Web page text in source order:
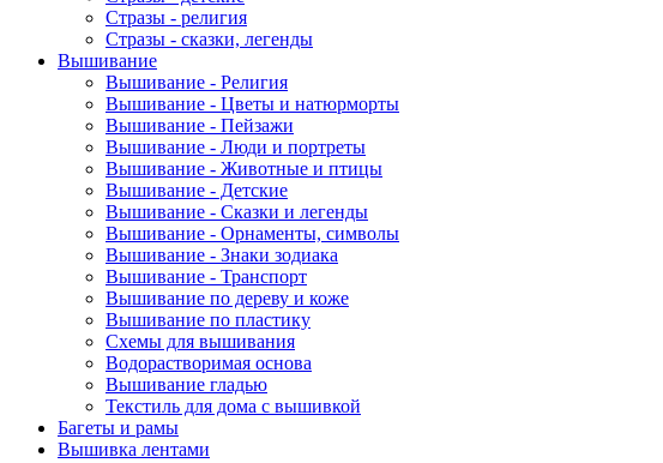
Стразы - религия
Стразы - сказки, легенды
Вышивание
Вышивание - Религия
Вышивание - Цветы и натюрморты
Вышивание - Пейзажи
Вышивание - Люди и портреты
Вышивание - Животные и птицы
Вышивание - Детские
Вышивание - Сказки и легенды
Вышивание - Орнаменты, символы
Вышивание - Знаки зодиака
Вышивание - Транспорт
Вышивание по дереву и коже
Вышивание по пластику
Схемы для вышивания
Водорастворимая основа
Вышивание гладью
Текстиль для дома с вышивкой
Багеты и рамы
Вышивка лентами